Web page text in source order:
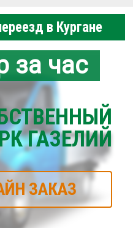
в Кургане
за час
ГАЗЕЛИЙ
ЗАКАЗ